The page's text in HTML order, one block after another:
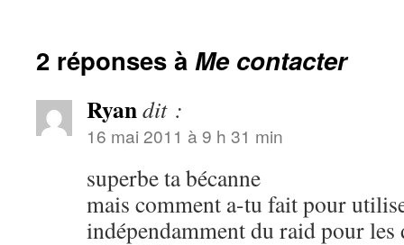
2 réponses à Me contacter
Ryandit :
16 mai 2011 à 9 h 31 min
superbe ta bécanne
mais comment a-tu fait pour
indépendamment du raid pour les